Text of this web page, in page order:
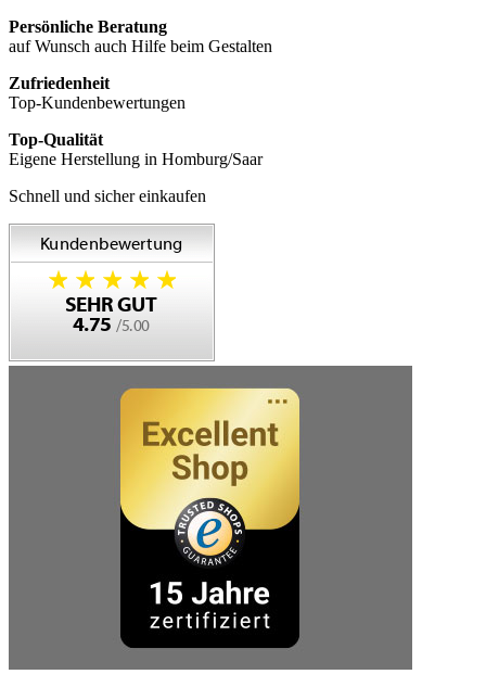
Persönliche Beratung
auf Wunsch auch Hilfe beim Gestalten
Zufriedenheit
Top-Kundenbewertungen
Top-Qualität
Eigene Herstellung in Homburg/Saar
Schnell und sicher einkaufen